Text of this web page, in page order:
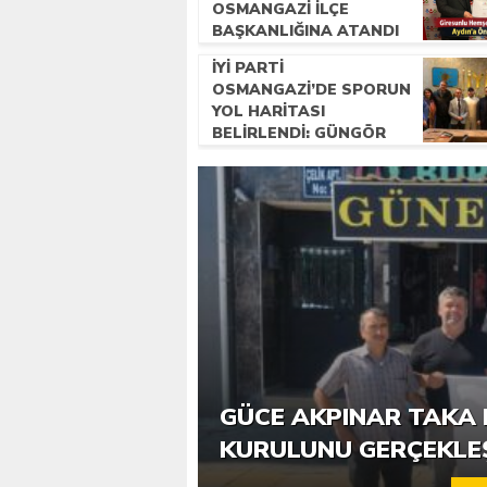
OSMANGAZI İLÇE
BAŞKANLIĞINA ATANDI
İYİ PARTI
OSMANGAZI’DE SPORUN
YOL HARITASI
BELIRLENDI: GÜNGÖR
ÇALIŞMALAR BAŞLADI
6. GÜCE TEKKEKÖY
KATILIMLA
GÜCE AKPINAR TAKA
KURULUNU